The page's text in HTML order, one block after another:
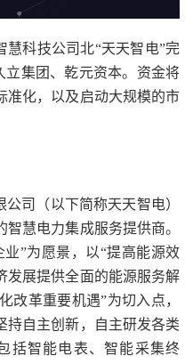
科技公司北“天天智电”完
集团、乾元资本。资金将
准化，以及启动大规模的市
司（以下简称天天智电）
慧电力集成服务提供商。
”为愿景，以“提高能源效
发展提供全面的能源服务解
改革重要机遇”为切入点，
持自主创新，自主研发各类
括智能电表、智能采集终